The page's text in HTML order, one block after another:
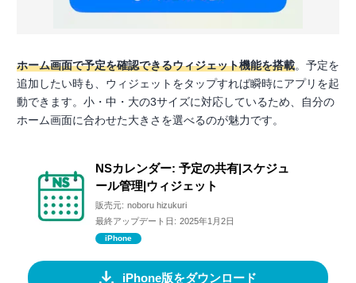
ホーム画面で予定を確認できるウィジェット機能を搭載。予定を
追加したい時も、ウィジェットをタップすれば瞬時にアプリを起
動できます。小・中・大の3サイズに対応しているため、自分の
ホーム画面に合わせた大きさを選べるのが魅力です。
NSカレンダー: 予定の共有|スケジュ
ール管理|ウィジェット
販売元: noboru hizukuri
最終アップデート日: 2025年1月2日
iPhone
iPhone版をダウンロード